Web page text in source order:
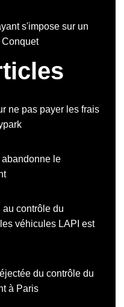
s'impose sur un
ne pas payer les frais
le
au contrôle du
véhicules LAPI est
du contrôle du
à Paris